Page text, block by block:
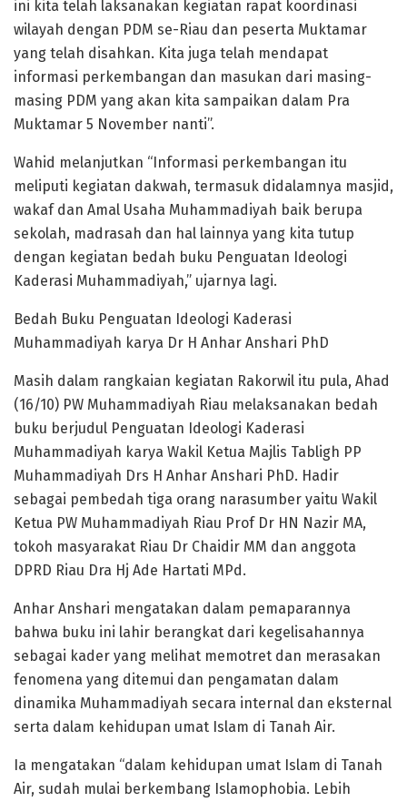
ini kita telah laksanakan kegiatan rapat koordinasi
wilayah dengan PDM se-Riau dan peserta Muktamar
yang telah disahkan. Kita juga telah mendapat
informasi perkembangan dan masukan dari masing-
masing PDM yang akan kita sampaikan dalam Pra
Muktamar 5 November nanti”.
Wahid melanjutkan “Informasi perkembangan itu
meliputi kegiatan dakwah, termasuk didalamnya masjid,
wakaf dan Amal Usaha Muhammadiyah baik berupa
sekolah, madrasah dan hal lainnya yang kita tutup
dengan kegiatan bedah buku Penguatan Ideologi
Kaderasi Muhammadiyah,” ujarnya lagi.
Bedah Buku Penguatan Ideologi Kaderasi
Muhammadiyah karya Dr H Anhar Anshari PhD
Masih dalam rangkaian kegiatan Rakorwil itu pula, Ahad
(16/10) PW Muhammadiyah Riau melaksanakan bedah
buku berjudul Penguatan Ideologi Kaderasi
Muhammadiyah karya Wakil Ketua Majlis Tabligh PP
Muhammadiyah Drs H Anhar Anshari PhD. Hadir
sebagai pembedah tiga orang narasumber yaitu Wakil
Ketua PW Muhammadiyah Riau Prof Dr HN Nazir MA,
tokoh masyarakat Riau Dr Chaidir MM dan anggota
DPRD Riau Dra Hj Ade Hartati MPd.
Anhar Anshari mengatakan dalam pemaparannya
bahwa buku ini lahir berangkat dari kegelisahannya
sebagai kader yang melihat memotret dan merasakan
fenomena yang ditemui dan pengamatan dalam
dinamika Muhammadiyah secara internal dan eksternal
serta dalam kehidupan umat Islam di Tanah Air.
Ia mengatakan “dalam kehidupan umat Islam di Tanah
Air, sudah mulai berkembang Islamophobia. Lebih